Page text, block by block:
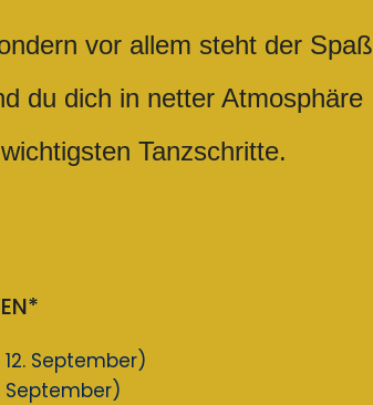
vor allem steht der Spaß
du dich in netter Atmosphäre
Tanzschritte.
September)